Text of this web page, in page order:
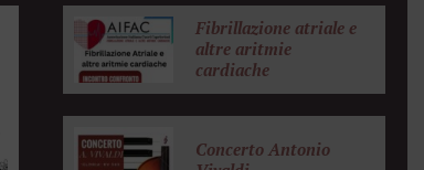
Fibrillazione atriale e
altre aritmie
cardiache
Concerto Antonio